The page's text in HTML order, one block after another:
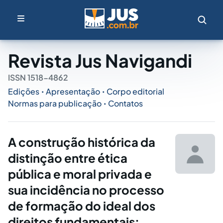
Revista Jus Navigandi
ISSN 1518-4862
Edições • Apresentação • Corpo editorial
Normas para publicação • Contatos
A construção histórica da
distinção entre ética
pública e moral privada e
sua incidência no processo
de formação do ideal dos